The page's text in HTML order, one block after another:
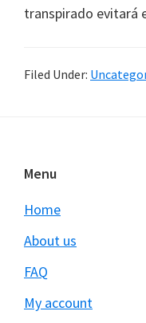
transpirado evitará
Filed Under:
Footer
Menu
Home
About us
FAQ
My account